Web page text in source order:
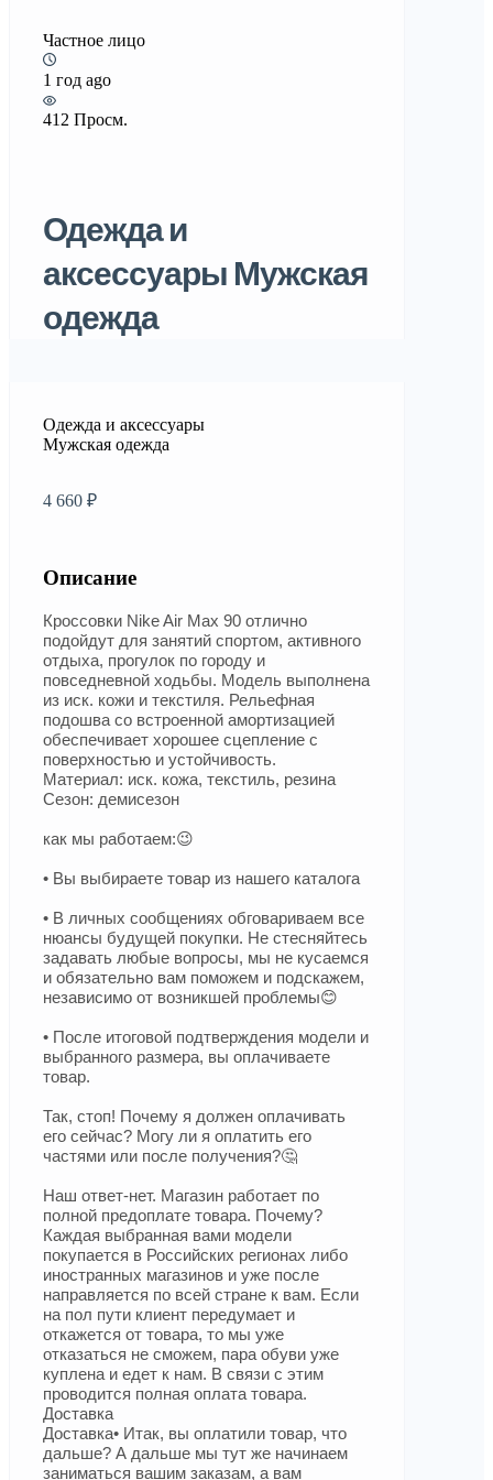
Частное лицо
1 год ago
412 Просм.
Одежда и
аксессуары Мужская
одежда
Одежда и аксессуары
Мужская одежда
4 660 ₽
Описание
Кроссовки Nike Air Max 90 отлично
подойдут для занятий спортом, активного
отдыха, прогулок по городу и
повседневной ходьбы. Модель выполнена
из иск. кожи и текстиля. Рельефная
подошва со встроенной амортизацией
обеспечивает хорошее сцепление с
поверхностью и устойчивость.
Материал: иск. кожа, текстиль, резина
Сезон: демисезон
как мы работаем:😉
• Вы выбираете товар из нашего каталога
• В личных сообщениях обговариваем все
нюансы будущей покупки. Не стесняйтесь
задавать любые вопросы, мы не кусаемся
и обязательно вам поможем и подскажем,
независимо от возникшей проблемы😊
• После итоговой подтверждения модели и
выбранного размера, вы оплачиваете
товар.
Так, стоп! Почему я должен оплачивать
его сейчас? Могу ли я оплатить его
частями или после получения?🤔
Наш ответ-нет. Магазин работает по
полной предоплате товара. Почему?
Каждая выбранная вами модели
покупается в Российских регионах либо
иностранных магазинов и уже после
направляется по всей стране к вам. Если
на пол пути клиент передумает и
откажется от товара, то мы уже
отказаться не сможем, пара обуви уже
куплена и едет к нам. В связи с этим
проводится полная оплата товара.
Доставка
Доставка• Итак, вы оплатили товар, что
дальше? А дальше мы тут же начинаем
заниматься вашим заказам, а вам